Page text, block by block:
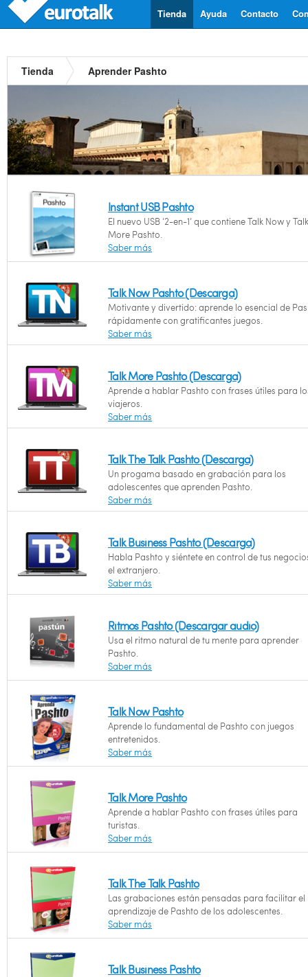
Contacto
Ayuda
Tienda
Tienda Aprender Pashto
Instant USB Pashto
El nuevo USB ‘2-en-1’ que contiene Talk Now y Talk
More Pashto.
Saber más
Talk Now Pashto (Descarga)
Motivante y divertido: aprende lo esencial de
rápidamente con gratificantes juegos.
Saber más
Talk More Pashto (Descarga)
Aprende a hablar Pashto con frases útiles para
viajeros.
Saber más
Talk The Talk Pashto (Descarga)
Un progama basado en grabación para los
adolescentes que aprenden Pashto.
Saber más
Talk Business Pashto (Descarga)
Habla Pashto y siéntete en control de tus
el extranjero.
Saber más
Ritmos Pashto (Descargar audio)
Usa el ritmo natural de tu mente para aprender
Pashto.
Saber más
Talk Now Pashto
Aprende lo fundamental de Pashto con juegos
entretenidos.
Saber más
Talk More Pashto
Aprende a hablar Pashto con frases útiles para
turistas.
Saber más
Talk The Talk Pashto
Las grabaciones están pensadas para facilitar el
aprendizaje de Pashto de los adolescentes.
Saber más
Talk Business Pashto